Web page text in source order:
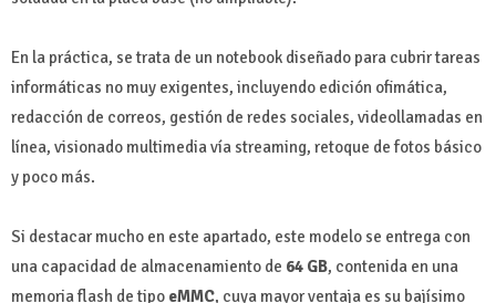
En la práctica, se trata de un notebook diseñado para cubrir tareas
informáticas no muy exigentes, incluyendo edición ofimática,
redacción de correos, gestión de redes sociales, videollamadas en
línea, visionado multimedia vía streaming, retoque de fotos básico
y poco más.
Si destacar mucho en este apartado, este modelo se entrega con
una capacidad de almacenamiento de 64 GB, contenida en una
memoria flash de tipo eMMC, cuya mayor ventaja es su bajísimo